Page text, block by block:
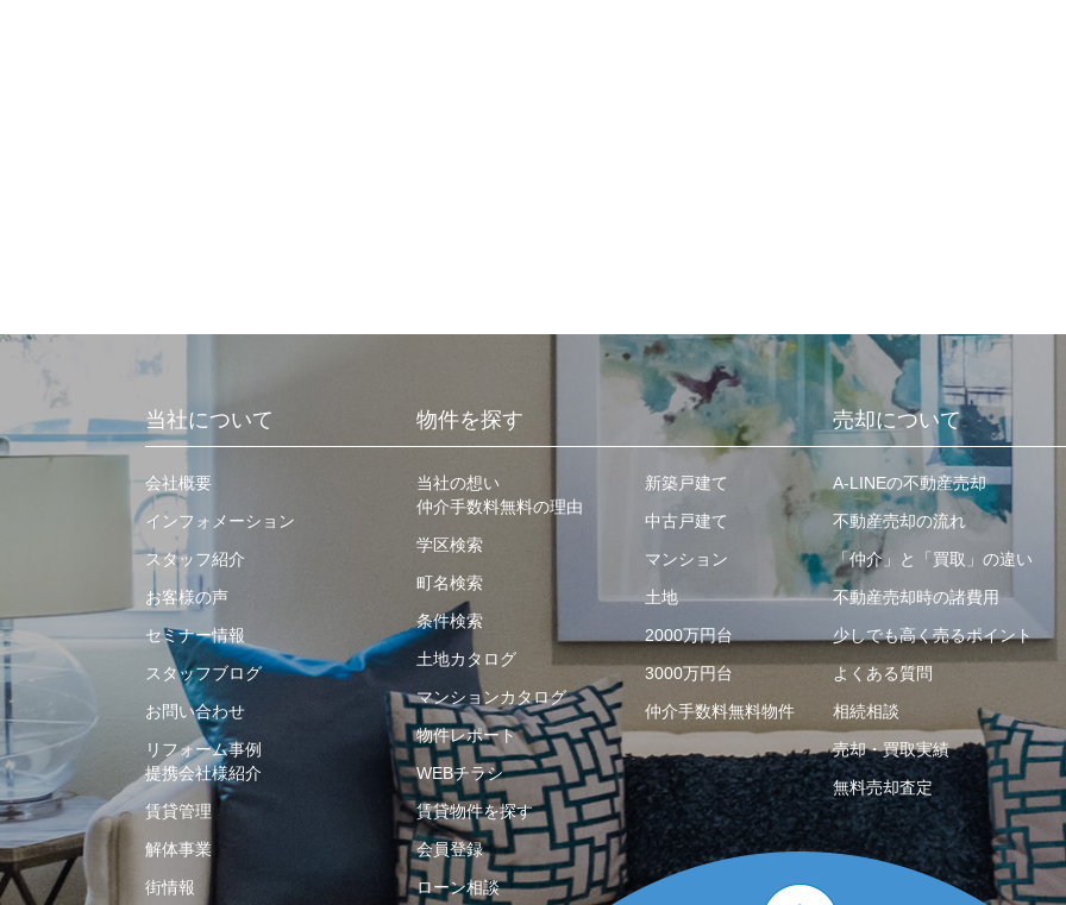
当社について
会社概要
インフォメーション
スタッフ紹介
お客様の声
セミナー情報
スタッフブログ
お問い合わせ
リフォーム事例
提携会社様紹介
賃貸管理
解体事業
街情報
物件を探す
当社の想い
仲介手数料無料の理由
学区検索
町名検索
条件検索
土地カタログ
マンションカタログ
物件レポート
WEBチラシ
賃貸物件を探す
会員登録
ローン相談
新築戸建て
中古戸建て
マンション
土地
2000万円台
3000万円台
仲介手数料無料物件
売却について
A-LINEの不動産売却
不動産売却の流れ
「仲介」と「買取」の違い
不動産売却時の諸費用
少しでも高く売るポイント
よくある質問
相続相談
売却・買取実績
無料売却査定